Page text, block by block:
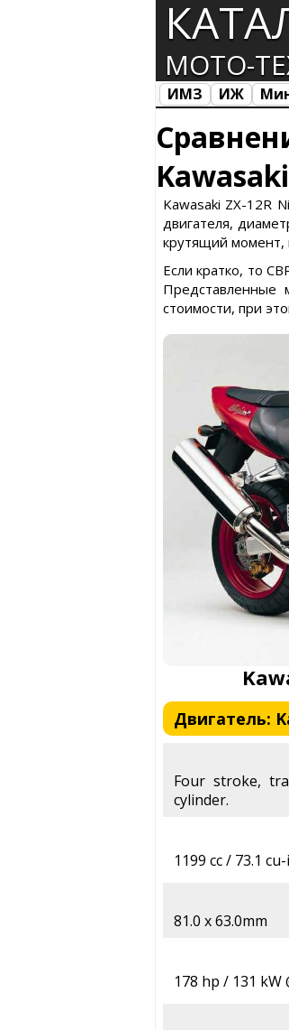
МОТО-
ИМЗ ИЖ
Kawasaki ZX-12R
двигателя,
крутящий момент,
Если кратко, то
Представленные
стоимости, при
Двигатель:
Four stroke,
cylinder.
1199 cc / 73.1
81.0 x 63.0mm
178 hp / 131 kW